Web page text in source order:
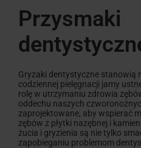
Przysmaki
Gryzaki dentystyczne stanowią
codziennej pielęgnacji jamy
rolę w utrzymaniu zdrowia
oddechu naszych
zaprojektowane, aby wspierać
zębów z płytki nazębnej i
żucia i gryzienia są nie tylko
zapobieganiu problemom